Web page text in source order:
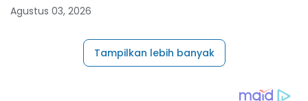
Agustus 03, 2026
Tampilkan lebih banyak